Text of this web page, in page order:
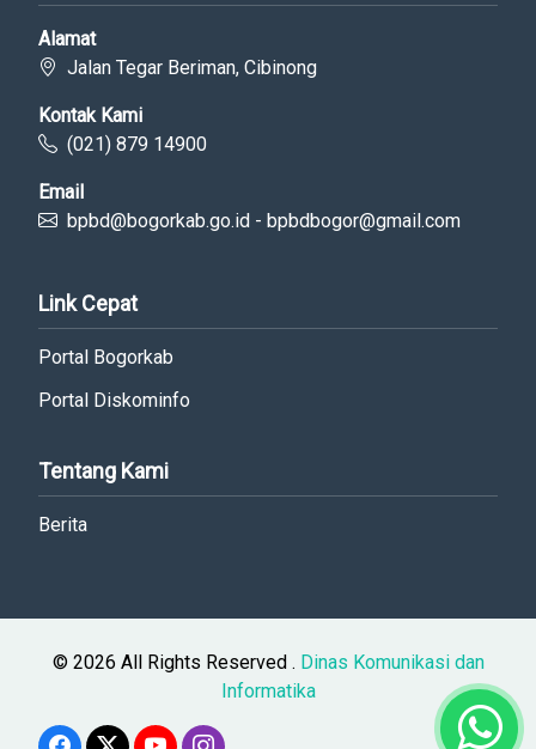
Alamat
Jalan Tegar Beriman, Cibinong
Kontak Kami
(021) 879 14900
Email
bpbd@bogorkab.go.id - bpbdbogor@gmail.com
Link Cepat
Portal Bogorkab
Portal Diskominfo
Tentang Kami
Berita
© 2026 All Rights Reserved . Dinas Komunikasi dan
Informatika